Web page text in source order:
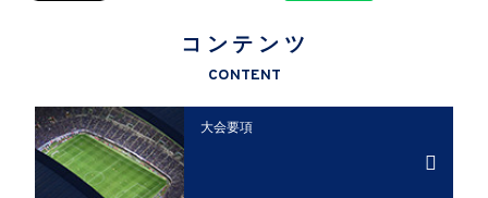
コンテンツ
CONTENT
大会要項